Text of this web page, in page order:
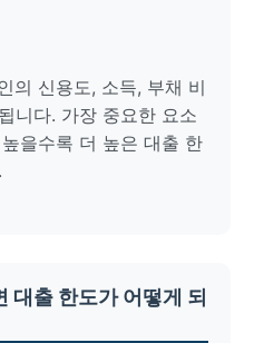
의 신용도, 소득, 부채 비
니다. 가장 중요한 요소
을수록 더 높은 대출 한
대출 한도가 어떻게 되